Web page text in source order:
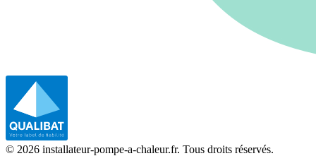
© 2026 installateur-pompe-a-chaleur.fr. Tous droits réservés.